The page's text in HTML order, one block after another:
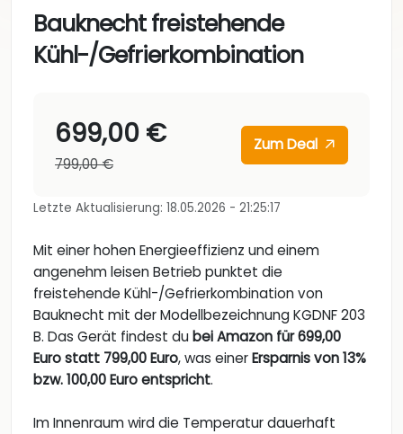
Bauknecht freistehende
Kühl-/Gefrierkombination
699,00 €
799,00 €
Zum Deal
Letzte Aktualisierung: 18.05.2026 - 21:25:17
Mit einer hohen Energieeffizienz und einem
angenehm leisen Betrieb punktet die
freistehende Kühl-/Gefrierkombination von
Bauknecht mit der Modellbezeichnung KGDNF 203
B. Das Gerät findest dubei Amazon für 699,00
Euro statt 799,00 Euro, was einerErsparnis von 13%
bzw. 100,00 Euro entspricht.
Im Innenraum wird die Temperatur dauerhaft